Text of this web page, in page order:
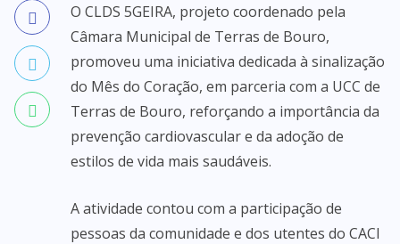
O CLDS 5GEIRA, projeto coordenado pela
Câmara Municipal de Terras de Bouro,
promoveu uma iniciativa dedicada à sinalização
do Mês do Coração, em parceria com a UCC de
Terras de Bouro, reforçando a importância da
prevenção cardiovascular e da adoção de
estilos de vida mais saudáveis.
A atividade contou com a participação de
pessoas da comunidade e dos utentes do CACI